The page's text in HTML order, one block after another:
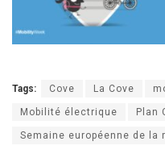
Tags: Cove La Cove
Mobilité électrique Plan
Semaine européenne de la